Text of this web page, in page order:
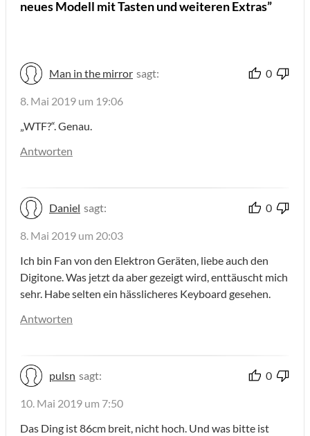
neues Modell mit Tasten und weiteren Extras”
Man in the mirror sagt: 0
8. Mai 2019 um 19:06
„WTF?“. Genau.
Antworten
Daniel sagt: 0
8. Mai 2019 um 20:03
Ich bin Fan von den Elektron Geräten, liebe auch den
Digitone. Was jetzt da aber gezeigt wird, enttäuscht mich
sehr. Habe selten ein hässlicheres Keyboard gesehen.
Antworten
pulsn sagt: 0
10. Mai 2019 um 7:50
Das Ding ist 86cm breit, nicht hoch. Und was bitte ist